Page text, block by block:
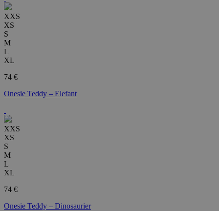
XXS
XS
S
M
L
XL
74 €
Onesie Teddy – Elefant
XXS
XS
S
M
L
XL
74 €
Onesie Teddy – Dinosaurier